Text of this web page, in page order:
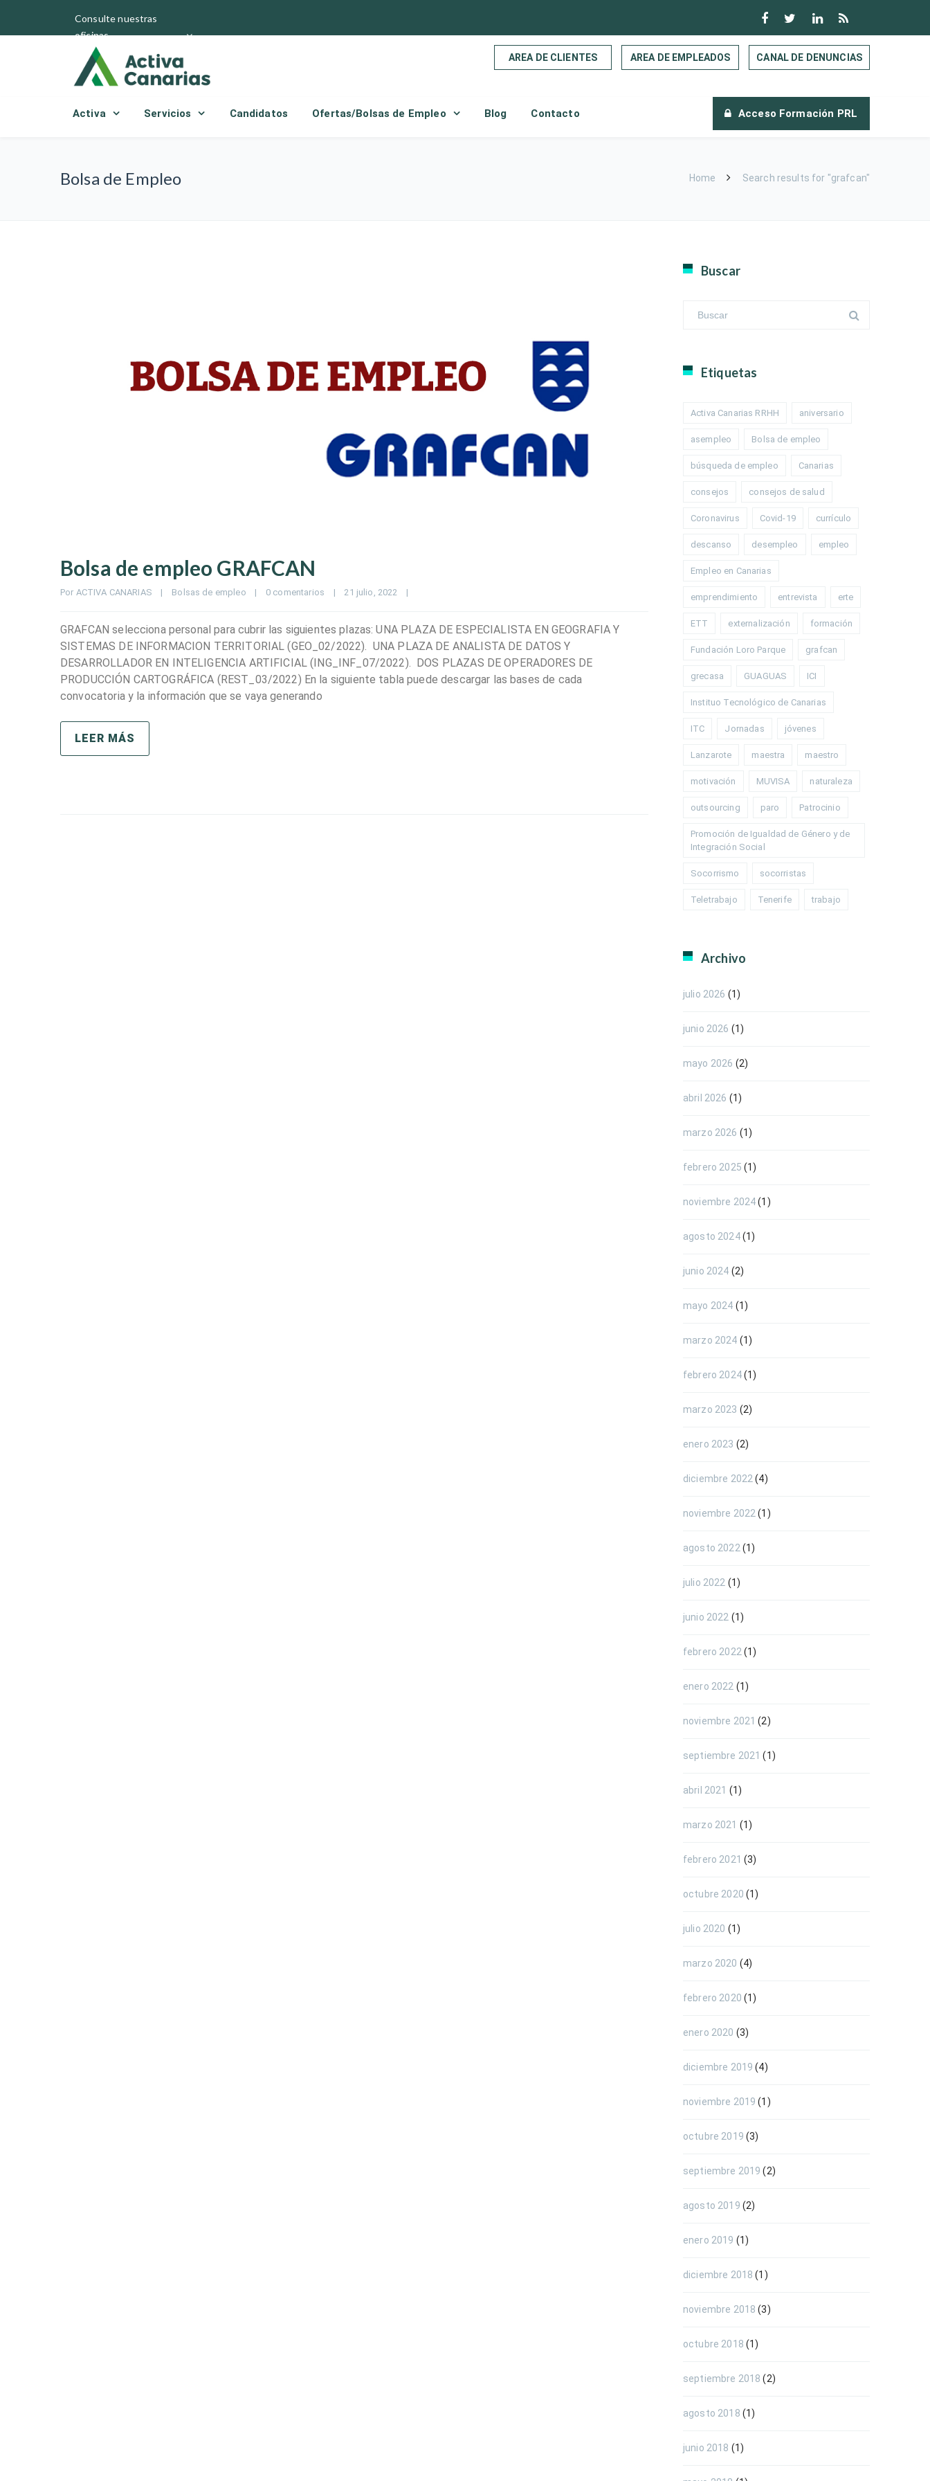
Consulte nuestras
oficinas
AREA DE CLIENTES AREA DE EMPLEADOS CANAL DE DENUNCIAS
Activa Servicios Candidatos Ofertas/Bolsas de Empleo Blog Contacto Acceso Formación PRL
Bolsa de Empleo Home Search results for "grafcan"
Bolsa de empleo GRAFCAN
Por ACTIVA CANARIAS | Bolsas de empleo | 0 comentarios | 21 julio, 2022 |
GRAFCAN selecciona personal para cubrir las siguientes plazas: UNA PLAZA DE ESPECIALISTA EN GEOGRAFIA Y
SISTEMAS DE INFORMACION TERRITORIAL (GEO_02/2022). UNA PLAZA DE ANALISTA DE DATOS Y
DESARROLLADOR EN INTELIGENCIA ARTIFICIAL (ING_INF_07/2022). DOS PLAZAS DE OPERADORES DE
PRODUCCIÓN CARTOGRÁFICA (REST_03/2022) En la siguiente tabla puede descargar las bases de cada
convocatoria y la información que se vaya generando
LEER MÁS
Buscar
Etiquetas
Activa Canarias RRHH aniversario
asempleo Bolsa de empleo
búsqueda de empleo Canarias
consejos consejos de salud
Coronavirus Covid-19 currículo
descanso desempleo empleo
Empleo en Canarias
emprendimiento entrevista erte
ETT externalización formación
Fundación Loro Parque grafcan
grecasa GUAGUAS ICI
Instituo Tecnológico de Canarias
ITC Jornadas jóvenes
Lanzarote maestra maestro
motivación MUVISA naturaleza
outsourcing paro Patrocinio
Promoción de Igualdad de Género y de
Integración Social
Socorrismo socorristas
Teletrabajo Tenerife trabajo
Archivo
julio 2026 (1)
junio 2026 (1)
mayo 2026 (2)
abril 2026 (1)
marzo 2026 (1)
febrero 2025 (1)
noviembre 2024(1)
agosto 2024(1)
junio 2024 (2)
mayo 2024 (1)
marzo 2024 (1)
febrero 2024(1)
marzo 2023 (2)
enero 2023 (2)
diciembre 2022 (4)
noviembre 2022 (1)
agosto 2022 (1)
julio 2022 (1)
junio 2022 (1)
febrero 2022 (1)
enero 2022 (1)
noviembre 2021 (2)
septiembre 2021 (1)
abril 2021 (1)
marzo 2021 (1)
febrero 2021 (3)
octubre 2020 (1)
julio 2020 (1)
marzo 2020 (4)
febrero 2020 (1)
enero 2020 (3)
diciembre 2019 (4)
noviembre 2019 (1)
octubre 2019 (3)
septiembre 2019 (2)
agosto 2019 (2)
enero 2019 (1)
diciembre 2018 (1)
noviembre 2018 (3)
octubre 2018 (1)
septiembre 2018 (2)
agosto 2018 (1)
junio 2018 (1)